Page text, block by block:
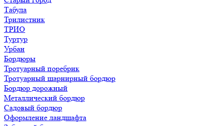
Табула
Трилистник
ТРИО
Туртур
Урбан
Бордюры
Тротуарный поребрик
Тротуарный шарнирный бордюр
Бордюр дорожный
Металлический бордюр
Садовый бордюр
Оформление ландшафта